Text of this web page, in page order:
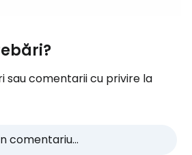
sau comentarii cu privire la
comentariu...